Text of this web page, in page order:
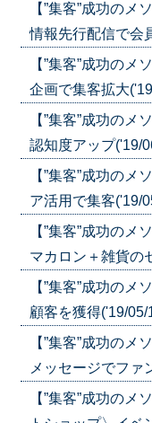
【”集客”成功の
情報先行配信で会
【”集客”成功の
企画で集客拡大
【”集客”成功の
認知度アップ('19/
【”集客”成功の
ア活用で集客('19/
【”集客”成功の
マカロン＋雑貨の
【”集客”成功の
顧客を獲得('19/05/
【”集客”成功の
メッセージでファ
【”集客”成功の